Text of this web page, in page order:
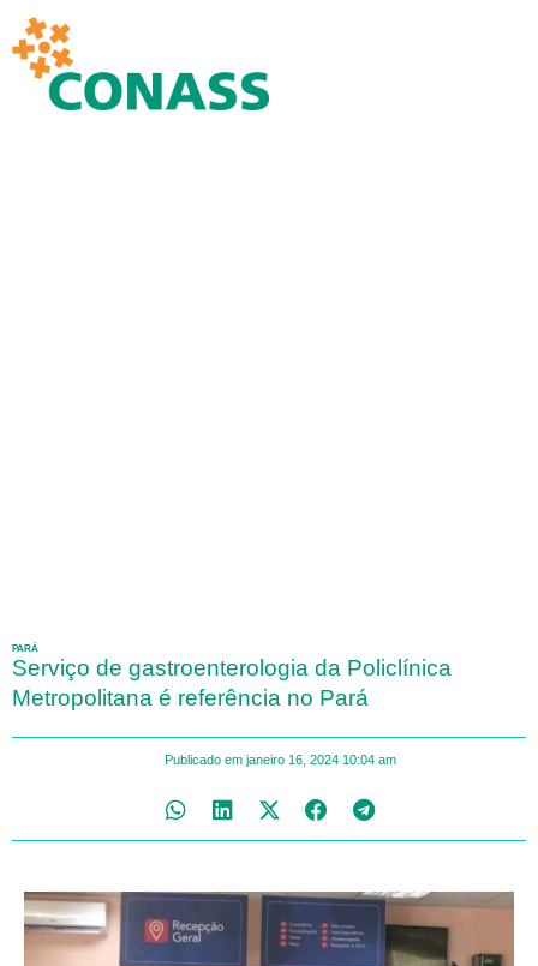
PARÁ
Serviço de gastroenterologia da Policlínica
Metropolitana é referência no Pará
Publicado em janeiro 16, 2024 10:04 am